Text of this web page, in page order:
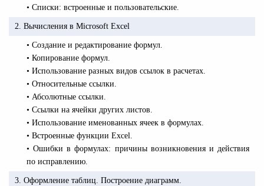
• Списки: встроенные и пользовательские.
2. Вычисления в Microsoft Excel
• Создание и редактирование формул.
• Копирование формул.
• Использование разных видов ссылок в расчетах.
• Относительные ссылки.
• Абсолютные ссылки.
• Ссылки на ячейки других листов.
• Использование именованных ячеек в формулах.
• Встроенные функции Excel.
• Ошибки в формулах: причины возникновения и действия
по исправлению.
3. Оформление таблиц. Построение диаграмм.